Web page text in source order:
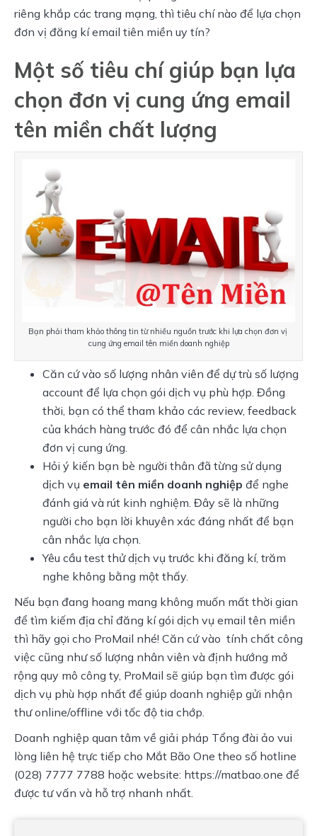
riêng khắp các trang mạng, thì tiêu chí nào để lựa chọn
đơn vị đăng kí email tiên miền uy tín?
Một số tiêu chí giúp bạn lựa
chọn đơn vị cung ứng email
tên miền chất lượng
Bạn phải tham khảo thông tin từ nhiều nguồn trước khi lựa chọn đơn vị
cung ứng email tên miền doanh nghiệp
Căn cứ vào số lượng nhân viên để dự trù số lượng
account để lựa chọn gói dịch vụ phù hợp. Đồng
thời, bạn có thể tham khảo các review, feedback
của khách hàng trước đó để cân nhắc lựa chọn
đơn vị cung ứng.
Hỏi ý kiến bạn bè người thân đã từng sử dụng
dịch vụ email tên miền doanh nghiệp để nghe
đánh giá và rút kinh nghiệm. Đây sẽ là những
người cho bạn lời khuyên xác đáng nhất để bạn
cân nhắc lựa chọn.
Yêu cầu test thử dịch vụ trước khi đăng kí, trăm
nghe không bằng một thấy.
Nếu bạn đang hoang mang không muốn mất thời gian
để tìm kiếm địa chỉ đăng kí gói dịch vụ email tên miền
thì hãy gọi cho ProMail nhé! Căn cứ vào  tính chất công
việc cũng như số lượng nhân viên và định hướng mở
rộng quy mô công ty, ProMail sẽ giúp bạn tìm được gói
dịch vụ phù hợp nhất để giúp doanh nghiệp gửi nhận
thư online/offline với tốc độ tia chớp.
Doanh nghiệp quan tâm về giải pháp Tổng đài ảo vui
lòng liên hệ trực tiếp cho Mắt Bão One theo số hotline
(028) 7777 7788 hoặc website: https://matbao.one để
được tư vấn và hỗ trợ nhanh nhất.